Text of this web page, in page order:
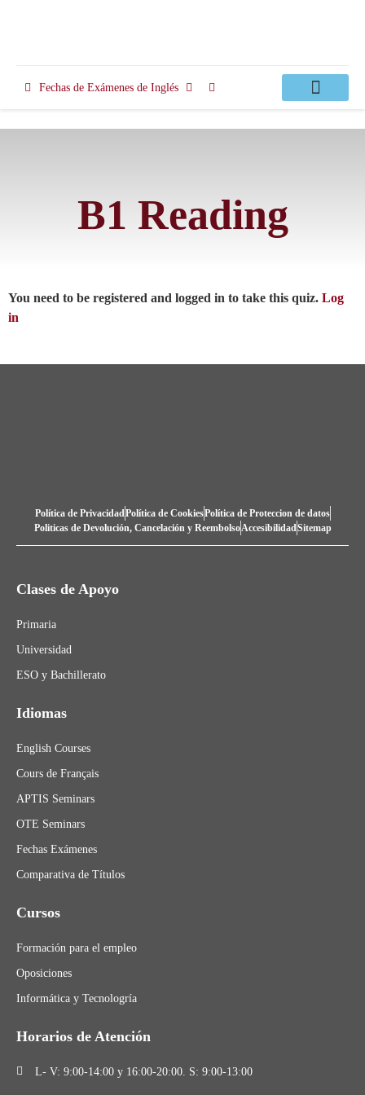
Fechas de Exámenes de Inglés
B1 Reading
You need to be registered and logged in to take this quiz. Log
in
Política de PrivacidadPolítica de CookiesPolítica de Proteccion de datos
Politicas de Devolución, Cancelación y ReembolsoAccesibilidadSitemap
Clases de Apoyo
Primaria
Universidad
ESO y Bachillerato
Idiomas
English Courses
Cours de Français
APTIS Seminars
OTE Seminars
Fechas Exámenes
Comparativa de Títulos
Cursos
Formación para el empleo
Oposiciones
Informática y Tecnologría
Horarios de Atención
L- V: 9:00-14:00 y 16:00-20:00. S: 9:00-13:00